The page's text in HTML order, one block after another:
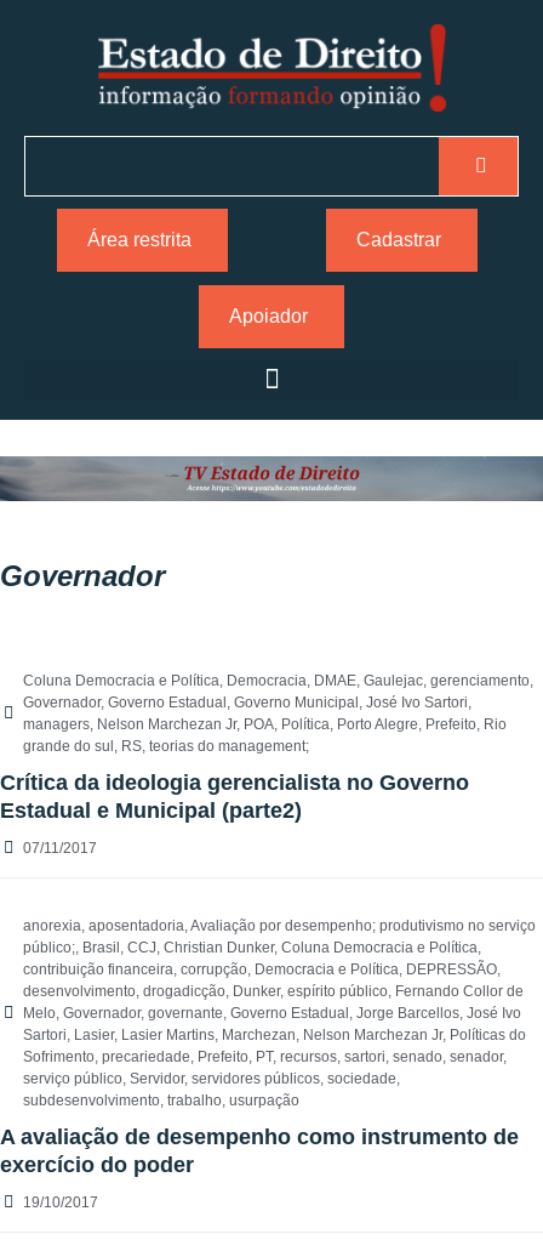
Área restrita Cadastrar
Apoiador
Governador
Coluna Democracia e Política, Democracia, DMAE, Gaulejac, gerenciamento,
Governador, Governo Estadual , Governo Municipal , José Ivo Sartori,
managers, Nelson Marchezan Jr, POA, Política, Porto Alegre, Prefeito, Rio
grande do sul , RS, teorias do management;
Crítica da ideologia gerencialista no Governo
Estadual e Municipal (parte2)
07/11/2017
anorexia, aposentadoria,Avaliação por desempenho; produtivismo no serviço
público;, Brasil , CCJ, Christian Dunker, Coluna Democracia e Política,
contribuição financeira, corrupção, Democracia e Política, DEPRESSÃO,
desenvolvimento, drogadicção, Dunker, espírito público, Fernando Collor de
Melo, Governador, governante, Governo Estadual , Jorge Barcellos, José Ivo
Sartori, Lasier, Lasier Martins, Marchezan, Nelson Marchezan Jr, Políticas do
Sofrimento, precariedade, Prefeito, PT, recursos, sartori, senado, senador,
serviço público, Servidor, servidores públicos, sociedade,
subdesenvolvimento, trabalho, usurpação
A avaliação de desempenho como instrumento de
exercício do poder
19/10/2017